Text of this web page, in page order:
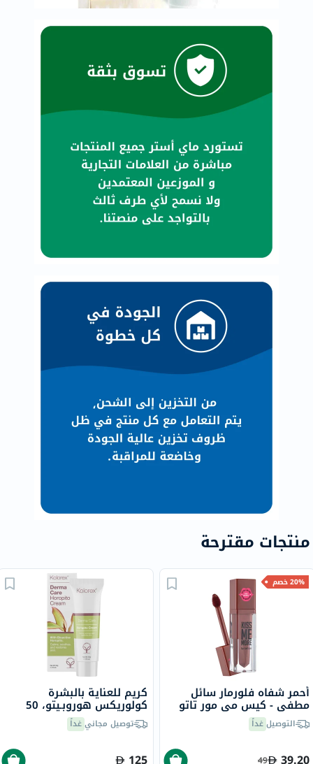
منتجات مقترحة
20% خصم
أحمر شفاه فلورمار سائل
مطفي - كيس مي مور تاتو
ليب ، إنتنس/009
التوصيلغداً
49
كريم للعناية بالبشرة
كولوريكس هوروبـيتو، 50
جرامتوصيل مجانيغداً